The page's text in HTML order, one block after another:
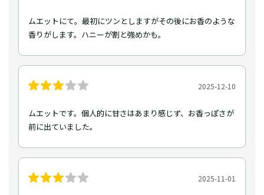
ムエットにて。最初にツンとしますがその後にお香のような
香りがします。ハニーが割と強めかも。
2025-12-10
ムエットです。個人的に甘さはあまり感じず、お香っぽさが
前に出ていました。
2025-11-01